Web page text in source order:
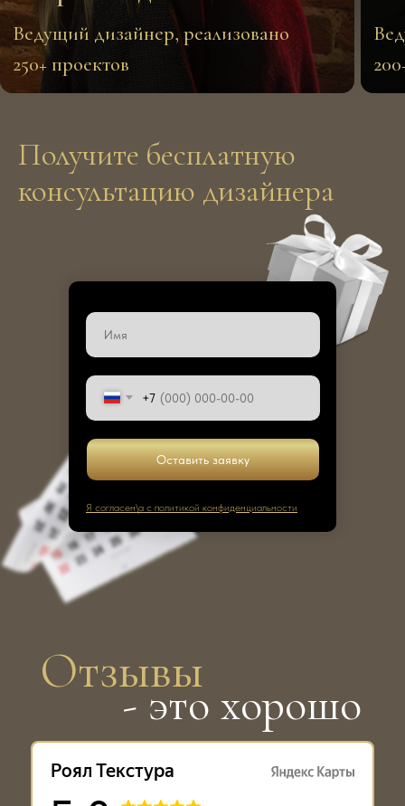
Получите бесплатную
консультацию дизайнера
+7
Оставить заявку
Я согласен\а с политикой конфиденциальности
Отзывы
- это хорошо